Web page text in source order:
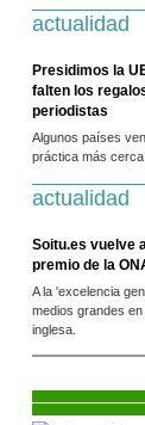
actualidad
Presidimos la
falten los
periodistas
Algunos países
práctica más cerca
actualidad
Soitu.es vuelve
premio de la
A la 'excelencia
medios grandes en
inglesa.